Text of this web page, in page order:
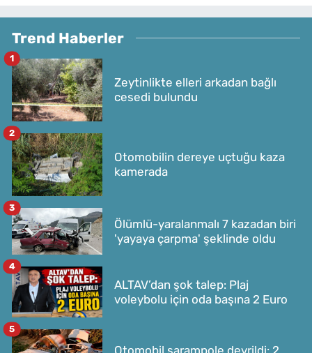
Trend Haberler
Zeytinlikte elleri arkadan bağlı
cesedi bulundu
1
Otomobilin dereye uçtuğu kaza
kamerada
2
Ölümlü-yaralanmalı 7 kazadan biri
'yayaya çarpma' şeklinde oldu
3
ALTAV’dan şok talep: Plaj
voleybolu için oda başına 2 Euro
4
5